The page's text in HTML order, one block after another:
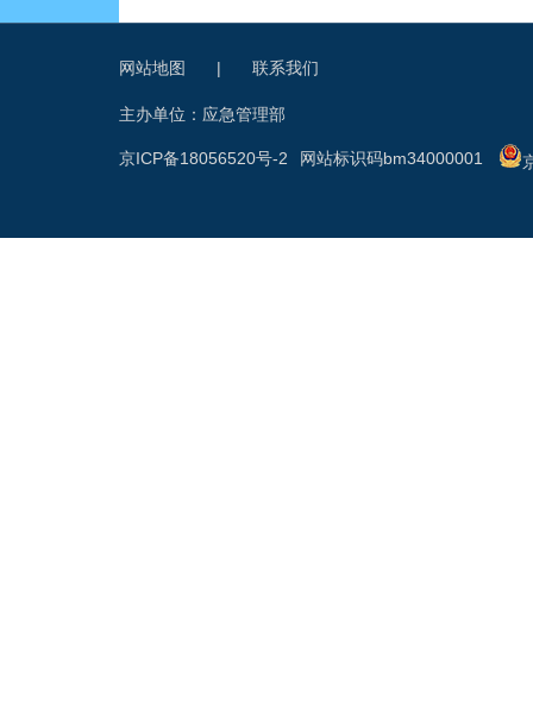
网站地图 | 联系我们
主办单位：应急管理部
网站标识码bm34000001
京ICP备18056520号-2